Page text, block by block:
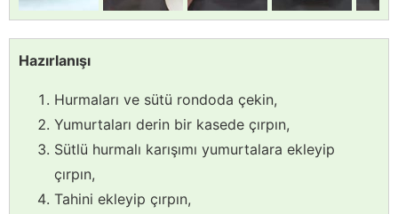
Hazırlanışı
Hurmaları ve sütü rondoda çekin,
Yumurtaları derin bir kasede çırpın,
Sütlü hurmalı karışımı yumurtalara ekleyip
çırpın,
Tahini ekleyip çırpın,